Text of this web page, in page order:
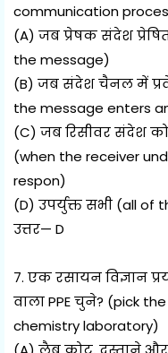
communication
(A) जब प्रेषक संदेश
the message)
(B) जब संदेश चैनल में
the message enters
(C) जब रिसीवर संदेश
(when the receiver
respon)
(D) उपर्युक्त सभी (all of
उत्तर— D
7. एक रसायन विज्ञान
वाला PPE चुने? (pick
chemistry laboratory)